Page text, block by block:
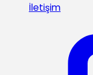
İletişim